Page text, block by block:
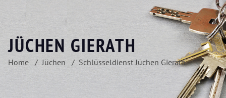
JÜCHEN GIERATH
Home Jüchen Schlüsseldienst Jüchen Gierath